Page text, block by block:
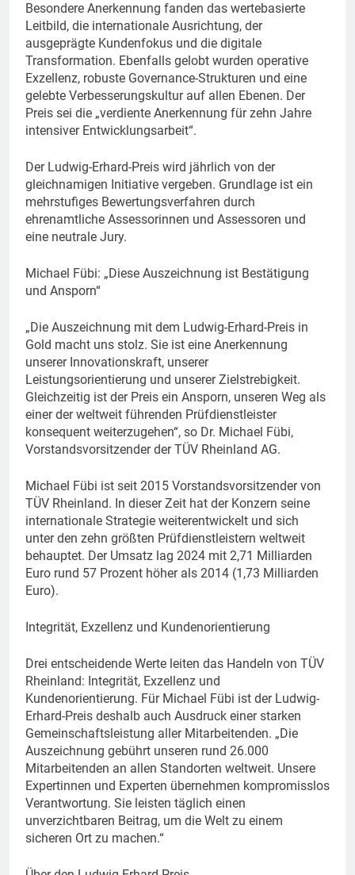
Besondere Anerkennung fanden das wertebasierte
Leitbild, die internationale Ausrichtung, der
ausgeprägte Kundenfokus und die digitale
Transformation. Ebenfalls gelobt wurden operative
Exzellenz, robuste Governance-Strukturen und eine
gelebte Verbesserungskultur auf allen Ebenen. Der
Preis sei die „verdiente Anerkennung für zehn Jahre
intensiver Entwicklungsarbeit“.
Der Ludwig-Erhard-Preis wird jährlich von der
gleichnamigen Initiative vergeben. Grundlage ist ein
mehrstufiges Bewertungsverfahren durch
ehrenamtliche Assessorinnen und Assessoren und
eine neutrale Jury.
Michael Fübi: „Diese Auszeichnung ist Bestätigung
und Ansporn“
„Die Auszeichnung mit dem Ludwig-Erhard-Preis in
Gold macht uns stolz. Sie ist eine Anerkennung
unserer Innovationskraft, unserer
Leistungsorientierung und unserer Zielstrebigkeit.
Gleichzeitig ist der Preis ein Ansporn, unseren Weg als
einer der weltweit führenden Prüfdienstleister
konsequent weiterzugehen“, so Dr. Michael Fübi,
Vorstandsvorsitzender der TÜV Rheinland AG.
Michael Fübi ist seit 2015 Vorstandsvorsitzender von
TÜV Rheinland. In dieser Zeit hat der Konzern seine
internationale Strategie weiterentwickelt und sich
unter den zehn größten Prüfdienstleistern weltweit
behauptet. Der Umsatz lag 2024 mit 2,71 Milliarden
Euro rund 57 Prozent höher als 2014 (1,73 Milliarden
Euro).
Integrität, Exzellenz und Kundenorientierung
Drei entscheidende Werte leiten das Handeln von TÜV
Rheinland: Integrität, Exzellenz und
Kundenorientierung. Für Michael Fübi ist der Ludwig-
Erhard-Preis deshalb auch Ausdruck einer starken
Gemeinschaftsleistung aller Mitarbeitenden. „Die
Auszeichnung gebührt unseren rund 26.000
Mitarbeitenden an allen Standorten weltweit. Unsere
Expertinnen und Experten übernehmen kompromisslos
Verantwortung. Sie leisten täglich einen
unverzichtbaren Beitrag, um die Welt zu einem
sicheren Ort zu machen.“